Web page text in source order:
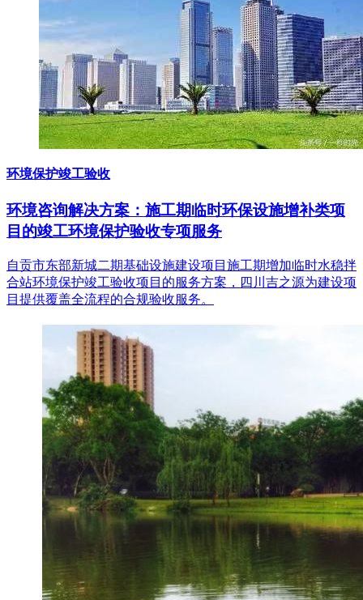
环境保护竣工验收
环境咨询解决方案：施工期临时环保设施增补类项
目的竣工环境保护验收专项服务
自贡市东部新城二期基础设施建设项目施工期增加临时水稳拌
合站环境保护竣工验收项目的服务方案，四川吉之源为建设项
目提供覆盖全流程的合规验收服务。